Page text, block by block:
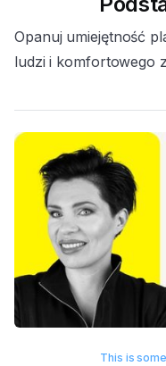
Opanuj umiejętność
ludzi i komfortowego
This is